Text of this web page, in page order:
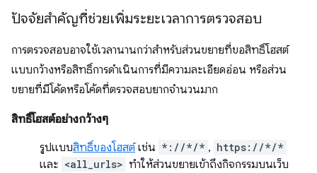
ปัจจัยสำคัญที่ช่วยเพิ่มระยะเวลาการตรวจสอบ
การตรวจสอบอาจใช้เวลานานกว่าสำหรับส่วนขยายที่ขอสิทธิ์โฮสต์
แบบกว้างหรือสิทธิ์การดำเนินการที่มีความละเอียดอ่อน หรือส่วน
ขยายที่มีโค้ดหรือโค้ดที่ตรวจสอบยากจำนวนมาก
สิทธิ์โฮสต์อย่างกว้างๆ
รูปแบบสิทธิ์ของโฮสต์เช่น *://*/* , https://*/*
และ <all_urls> ทำให้ส่วนขยายเข้าถึงกิจกรรมบนเว็บ